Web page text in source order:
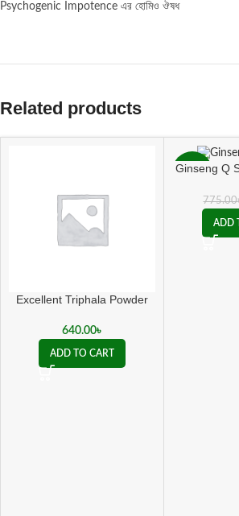
Psychogenic Impotence এর হোমিও ঔষধ
Related products
Excellent Triphala Powder
640.00৳
ADD TO CART
-33%
Ginseng Q
775.00
ADD